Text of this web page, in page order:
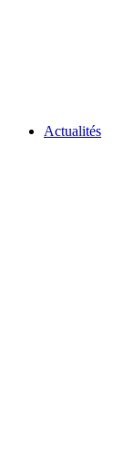
Actualités